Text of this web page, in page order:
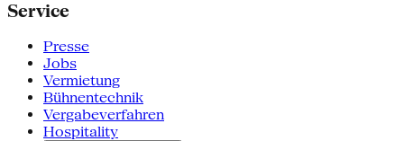
Service
Presse
Jobs
Vermietung
Bühnentechnik
Vergabeverfahren
Hospitality